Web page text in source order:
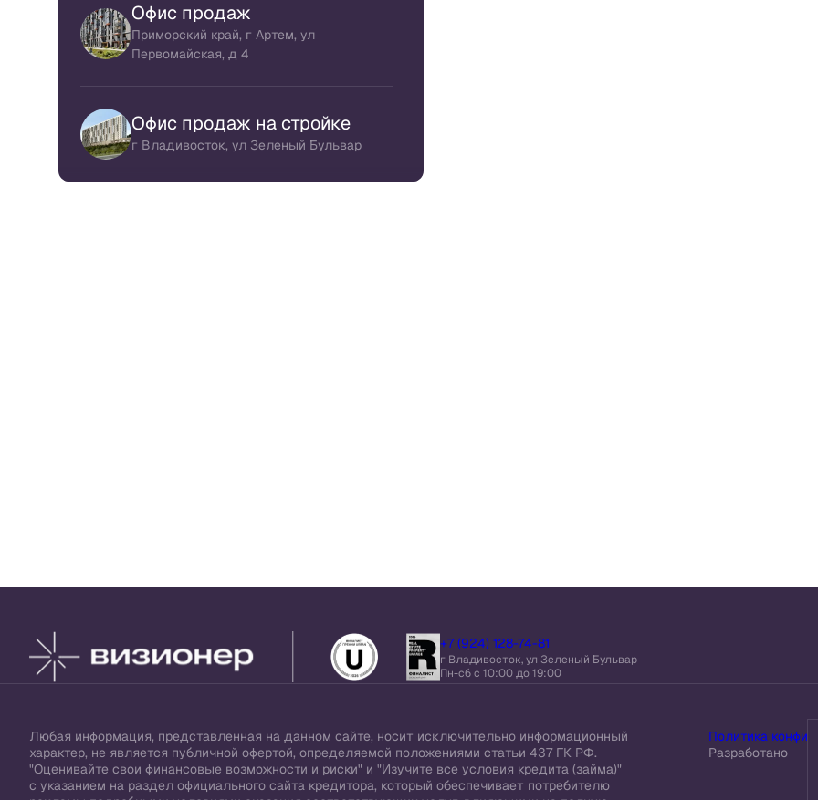
Офис продаж
Приморский край, г Артем, ул
Первомайская, д 4
Офис продаж на стройке
г Владивосток, ул Зеленый Бульвар
+7 (924) 128-74-81
г Владивосток, ул Зеленый Бульвар
Пн-сб c 10:00 до 19:00
Любая информация, представленная на данном сайте, носит исключительно информационный
характер, не является публичной офертой, определяемой положениями статьи 437 ГК РФ.
"Оценивайте свои финансовые возможности и риски" и "Изучите все условия кредита (займа)"
с указанием на раздел официального сайта кредитора, который обеспечивает потребителю
Политика
Разработано